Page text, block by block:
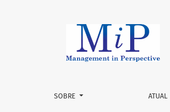
Nova Economia Institucional
SOBRE ATUAL